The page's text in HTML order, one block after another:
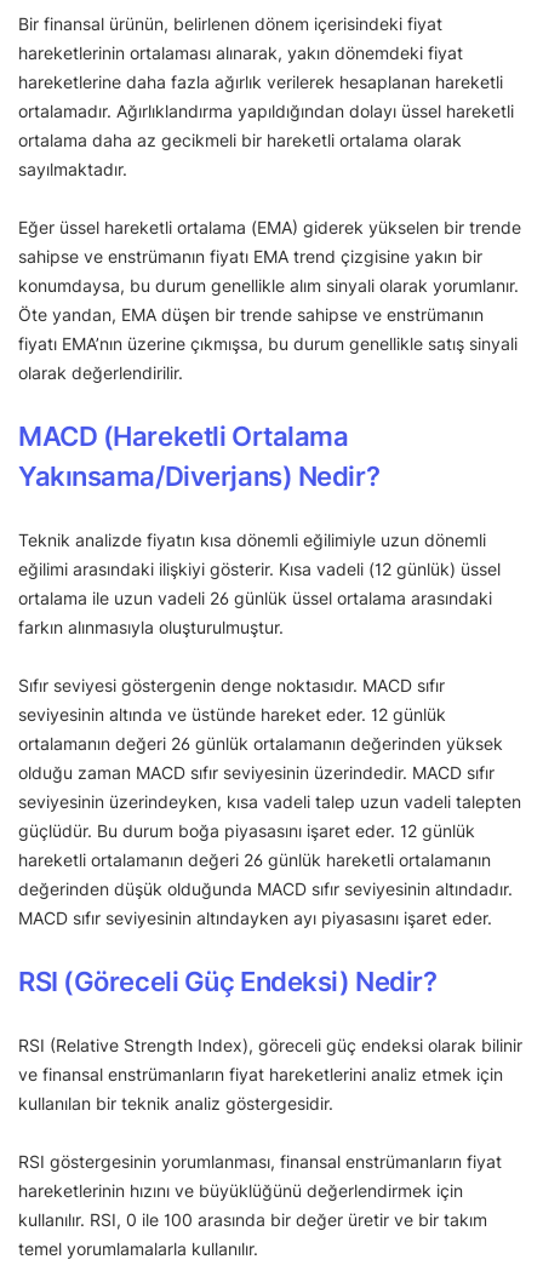
Bir finansal ürünün, belirlenen dönem içerisindeki fiyat
hareketlerinin ortalaması alınarak, yakın dönemdeki fiyat
hareketlerine daha fazla ağırlık verilerek hesaplanan hareketli
ortalamadır. Ağırlıklandırma yapıldığından dolayı üssel hareketli
ortalama daha az gecikmeli bir hareketli ortalama olarak
sayılmaktadır.
Eğer üssel hareketli ortalama (EMA) giderek yükselen bir trende
sahipse ve enstrümanın fiyatı EMA trend çizgisine yakın bir
konumdaysa, bu durum genellikle alım sinyali olarak yorumlanır.
Öte yandan, EMA düşen bir trende sahipse ve enstrümanın
fiyatı EMA’nın üzerine çıkmışsa, bu durum genellikle satış sinyali
olarak değerlendirilir.
MACD (Hareketli Ortalama
Yakınsama/Diverjans) Nedir?
Teknik analizde fiyatın kısa dönemli eğilimiyle uzun dönemli
eğilimi arasındaki ilişkiyi gösterir. Kısa vadeli (12 günlük) üssel
ortalama ile uzun vadeli 26 günlük üssel ortalama arasındaki
farkın alınmasıyla oluşturulmuştur.
Sıfır seviyesi göstergenin denge noktasıdır. MACD sıfır
seviyesinin altında ve üstünde hareket eder. 12 günlük
ortalamanın değeri 26 günlük ortalamanın değerinden yüksek
olduğu zaman MACD sıfır seviyesinin üzerindedir. MACD sıfır
seviyesinin üzerindeyken, kısa vadeli talep uzun vadeli talepten
güçlüdür. Bu durum boğa piyasasını işaret eder. 12 günlük
hareketli ortalamanın değeri 26 günlük hareketli ortalamanın
değerinden düşük olduğunda MACD sıfır seviyesinin altındadır.
MACD sıfır seviyesinin altındayken ayı piyasasını işaret eder.
RSI (Göreceli Güç Endeksi) Nedir?
RSI (Relative Strength Index), göreceli güç endeksi olarak bilinir
ve finansal enstrümanların fiyat hareketlerini analiz etmek için
kullanılan bir teknik analiz göstergesidir.
RSI göstergesinin yorumlanması, finansal enstrümanların fiyat
hareketlerinin hızını ve büyüklüğünü değerlendirmek için
kullanılır. RSI, 0 ile 100 arasında bir değer üretir ve bir takım
temel yorumlamalarla kullanılır.